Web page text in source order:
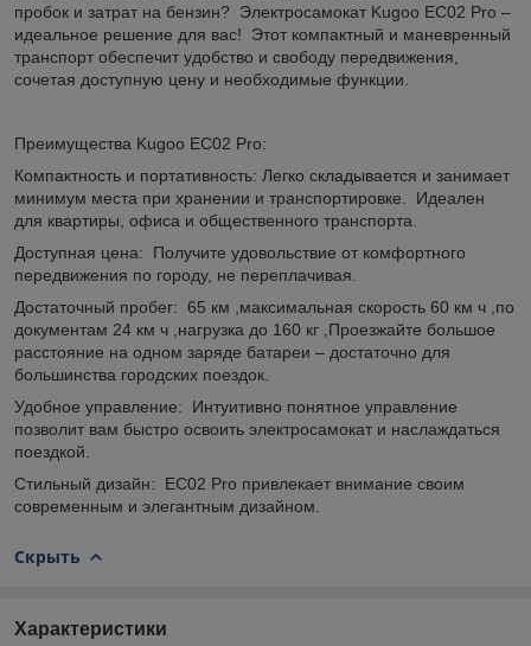
пробок и затрат на бензин? Электросамокат Kugoo EC02 Pro –
идеальное решение для вас! Этот компактный и маневренный
транспорт обеспечит удобство и свободу передвижения,
сочетая доступную цену и необходимые функции.
Преимущества Kugoo EC02 Pro:
Компактность и портативность: Легко складывается и занимает
минимум места при хранении и транспортировке. Идеален
для квартиры, офиса и общественного транспорта.
Доступная цена: Получите удовольствие от комфортного
передвижения по городу, не переплачивая.
Достаточный пробег: 65 км ,максимальная скорость 60 км ч ,по
документам 24 км ч ,нагрузка до 160 кг ,Проезжайте большое
расстояние на одном заряде батареи – достаточно для
большинства городских поездок.
Удобное управление: Интуитивно понятное управление
позволит вам быстро освоить электросамокат и наслаждаться
поездкой.
Стильный дизайн: EC02 Pro привлекает внимание своим
современным и элегантным дизайном.
Скрыть
Характеристики